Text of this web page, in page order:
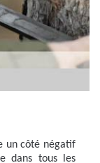
un côté négatif
dans tous les